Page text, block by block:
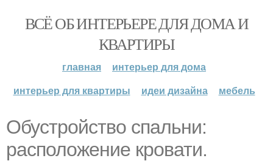
ВСЁ ОБ ИНТЕРЬЕРЕ ДЛЯ ДОМА И
КВАРТИРЫ
главная
интерьер для дома
интерьер для квартиры
идеи дизайна мебель
Обустройство спальни:
расположение кровати.